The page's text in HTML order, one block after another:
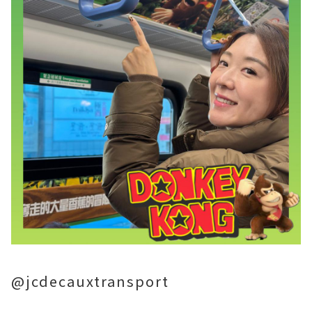
@jcdecauxtransport